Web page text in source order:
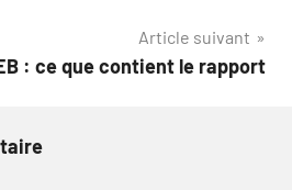
Article suivant
: ce que contient le rapport